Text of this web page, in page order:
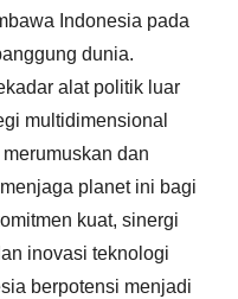
Indonesia pada
dunia.
alat politik luar
multidimensional
dan
planet ini bagi
kuat, sinergi
inovasi teknologi
berpotensi menjadi